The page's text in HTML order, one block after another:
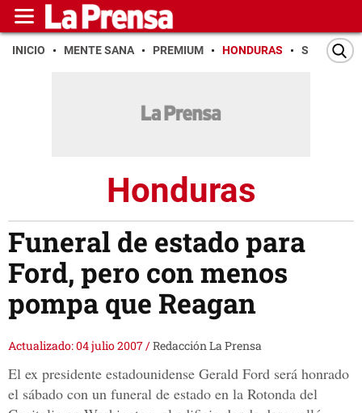
INICIO MENTE SANA PREMIUM HONDURAS SAN PEDRO
Honduras
Funeral de estado para
Ford, pero con menos
pompa que Reagan
Actualizado: 04 julio 2007/Redacción La Prensa
El ex presidente estadounidense Gerald Ford será honrado
el sábado con un funeral de estado en la Rotonda del